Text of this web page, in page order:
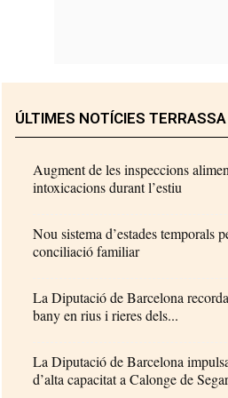
ÚLTIMES NOTÍCIES TERRASSA
Augment de les inspeccions
intoxicacions durant l’estiu
Nou sistema d’estades temporals
conciliació familiar
La Diputació de Barcelona
bany en rius i rieres dels...
La Diputació de Barcelona
d’alta capacitat a Calonge de